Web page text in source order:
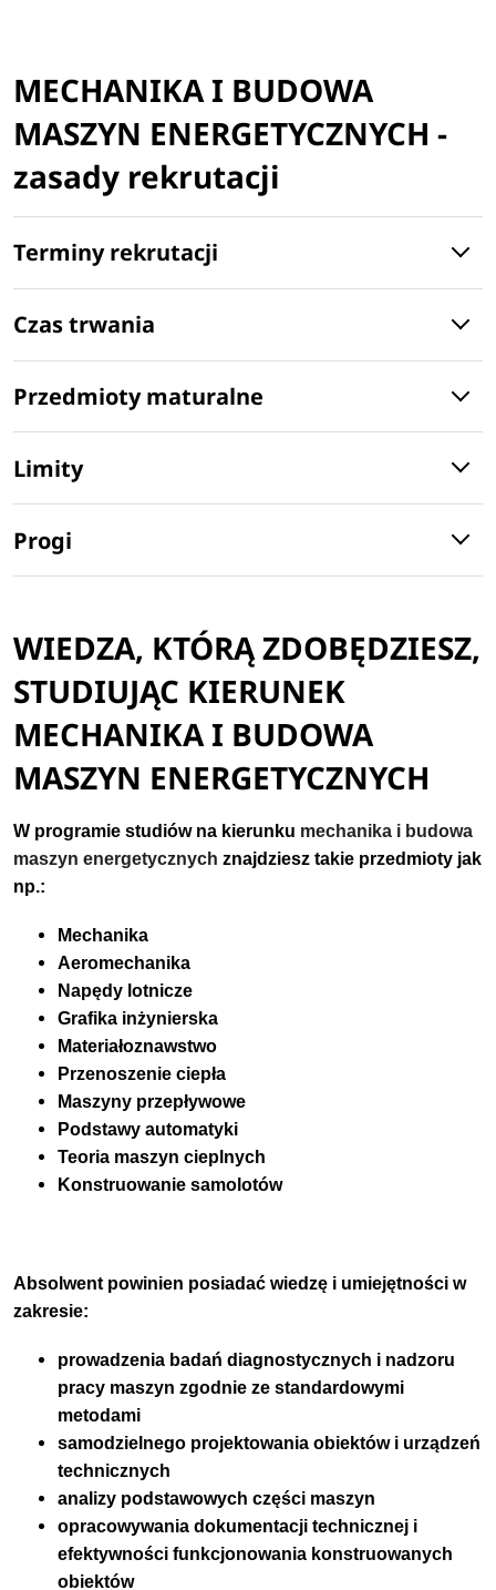
MECHANIKA I BUDOWA
MASZYN ENERGETYCZNYCH -
zasady rekrutacji
Terminy rekrutacji
Czas trwania
Przedmioty maturalne
Limity
Progi
WIEDZA, KTÓRĄ ZDOBĘDZIESZ,
STUDIUJĄC KIERUNEK
MECHANIKA I BUDOWA
MASZYN ENERGETYCZNYCH
W programie studiów na kierunku mechanika i budowa
maszyn energetycznychznajdziesz takie przedmioty jak
np.:
Mechanika
Aeromechanika
Napędy lotnicze
Grafika inżynierska
Materiałoznawstwo
Przenoszenie ciepła
Maszyny przepływowe
Podstawy automatyki
Teoria maszyn cieplnych
Konstruowanie samolotów
Absolwent powinien posiadać wiedzę i umiejętności w
zakresie:
prowadzenia badań diagnostycznych i nadzoru
pracy maszyn zgodnie ze standardowymi
metodami
samodzielnego projektowania obiektów i urządzeń
technicznych
analizy podstawowych części maszyn
opracowywania dokumentacji technicznej i
efektywności funkcjonowania konstruowanych
obiektów